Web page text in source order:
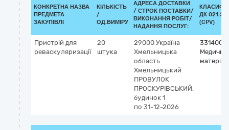
КОНКРЕТНА НАЗВА
ПРЕДМЕТА
ЗАКУПІВЛІ
КІЛЬКІСТЬ
/
ОД.ВИМІРУ
АДРЕСА ДОСТАВКИ
/ СТРОК ПОСТАВКИ/
ВИКОНАННЯ РОБІТ/
НАДАННЯ ПОСЛУГ:
ДК
(CPV)
Пристрій для
реваскуляризації
20
штука
29000 Україна
Хмельницька
область
Хмельницький
ПРОВУЛОК
ПРОСКУРІВСЬКИЙ,
будинок 1
по 31-12-2026
Медичні